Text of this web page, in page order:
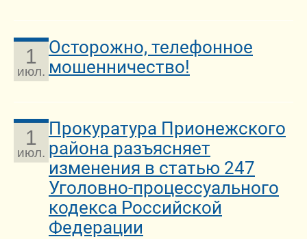
1
июл.
Осторожно, телефонное
мошенничество!
1
июл.
Прокуратура Прионежского
района разъясняет
изменения в статью 247
Уголовно-процессуального
кодекса Российской
Федерации